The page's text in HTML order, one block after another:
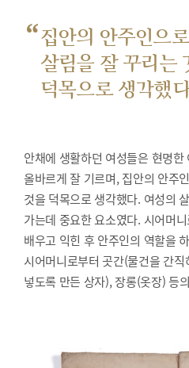
“집안의 안주인으
살림을 잘 꾸리는
덕목으로 생각했
안채에 생활하던 여성들은 현명
올바르게 잘 기르며, 집안의 안주
것을 덕목으로 생각했다. 여성의
가는데 중요한 요소였다. 시어머
배우고 익힌 후 안주인의 역할을
시어머니로부터 곳간(물건을 간
넣도록 만든 상자), 장롱(옷장) 등